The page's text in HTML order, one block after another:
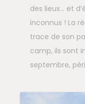
des lieux… et
inconnus ! La
trace de son
camp, ils sont
septembre,